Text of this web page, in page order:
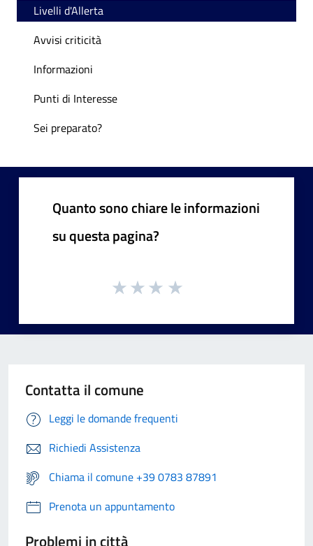
Livelli d'Allerta
Avvisi criticità
Informazioni
Punti di Interesse
Sei preparato?
Quanto sono chiare le informazioni
su questa pagina?
Contatta il comune
Leggi le domande frequenti
Richiedi Assistenza
Chiama il comune +39 0783 87891
Prenota un appuntamento
Problemi in città